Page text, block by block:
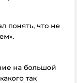
понять, что не
на большой
так